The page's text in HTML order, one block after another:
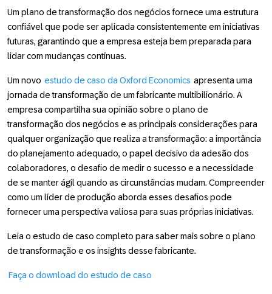
Um plano de transformação dos negócios fornece uma estrutura
confiável que pode ser aplicada consistentemente em iniciativas
futuras, garantindo que a empresa esteja bem preparada para
lidar com mudanças contínuas.
Um novo estudo de caso da Oxford Economics apresenta uma
jornada de transformação de um fabricante multibilionário. A
empresa compartilha sua opinião sobre o plano de
transformação dos negócios e as principais considerações para
qualquer organização que realiza a transformação: a importância
do planejamento adequado, o papel decisivo da adesão dos
colaboradores, o desafio de medir o sucesso e a necessidade
de se manter ágil quando as circunstâncias mudam. Compreender
como um líder de produção aborda esses desafios pode
fornecer uma perspectiva valiosa para suas próprias iniciativas.
Leia o estudo de caso completo para saber mais sobre o plano
de transformação e os insights desse fabricante.
Faça o download do estudo de caso